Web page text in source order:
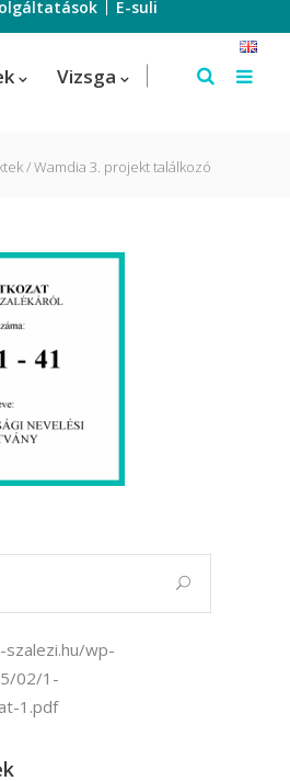
E-suli
technikus – 1 éves
Vizsga
Wamdia 3. projekt találkozó
wp-
02/1-
1.pdf